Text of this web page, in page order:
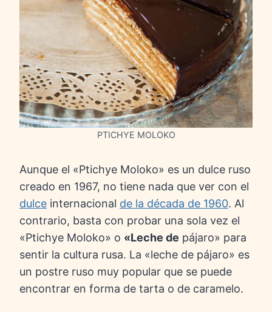
PTICHYE MOLOKO
Aunque el «Ptichye Moloko» es un dulce ruso
creado en 1967, no tiene nada que ver con el
dulce internacional de la década de 1960. Al
contrario, basta con probar una sola vez el
«Ptichye Moloko» o «Leche de pájaro» para
sentir la cultura rusa. La «leche de pájaro» es
un postre ruso muy popular que se puede
encontrar en forma de tarta o de caramelo.